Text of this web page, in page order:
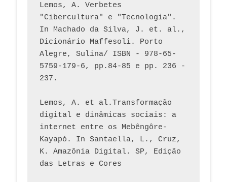
Lemos, A. Verbetes
"Cibercultura" e "Tecnologia".
In Machado da Silva, J. et. al.,
Dicionário Maffesoli. Porto
Alegre, Sulina/ ISBN - 978-65-
5759-179-6, pp.84-85 e pp. 236 -
237.
Lemos, A. et al.Transformação
digital e dinâmicas sociais: a
internet entre os Mebêngôre-
Kayapó. In Santaella, L., Cruz,
K. Amazônia Digital. SP, Edição
das Letras e Cores